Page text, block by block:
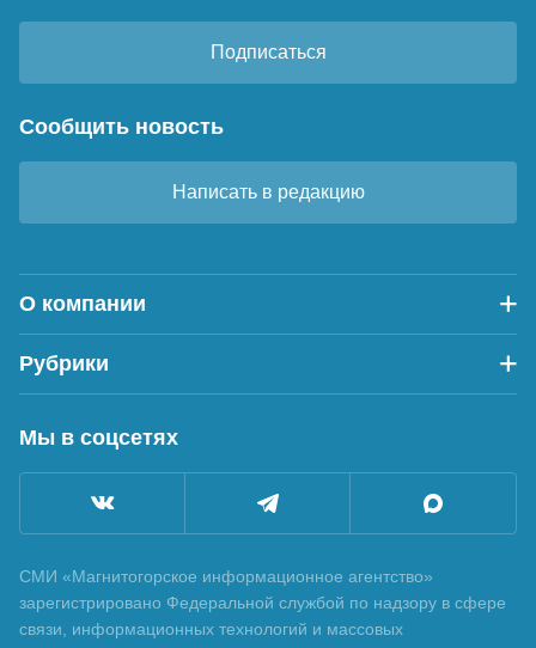
Подписаться
Сообщить новость
Написать в редакцию
О компании
Рубрики
Мы в соцсетях
СМИ «Магнитогорское информационное агентство»
зарегистрировано Федеральной службой по надзору в сфере
связи, информационных технологий и массовых